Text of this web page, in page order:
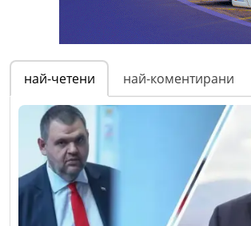
най-четени най-коментирани